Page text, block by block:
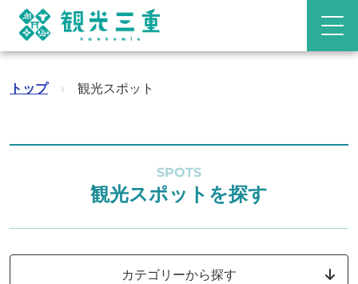
トップ › 観光スポット
SPOTS
観光スポットを探す
カテゴリーから探す